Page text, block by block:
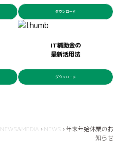
ダウンロード
IT補助金の
最新活用法
ダウンロード
NEWS&MEDIA › NEWS › 年末年始休業のお
知らせ